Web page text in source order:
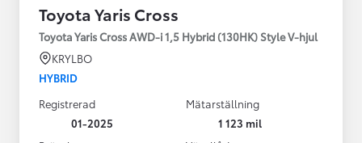
Toyota Yaris Cross
Toyota Yaris Cross AWD-i 1,5 Hybrid (130HK) Style V-hjul
KRYLBO
HYBRID
Registrerad
01-2025
Mätarställning
1 123 mil